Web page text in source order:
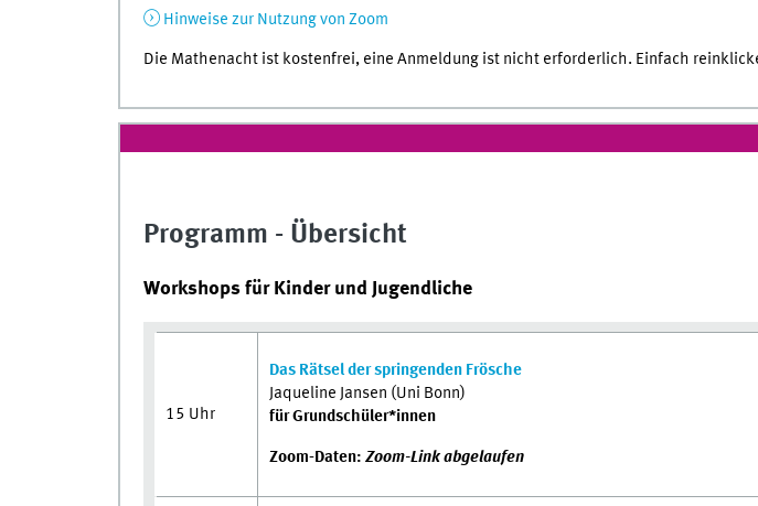
Hinweise zur Nutzung von Zoom
Die Mathenacht ist kostenfrei, eine Anmeldung ist nicht erforderlich. Einfach
Programm - Übersicht
Workshops für Kinder und Jugendliche
15 Uhr
Das Rätsel der springenden Frösche
Jaqueline Jansen (Uni Bonn)
für Grundschüler*innen
Zoom-Daten: Zoom-Link abgelaufen